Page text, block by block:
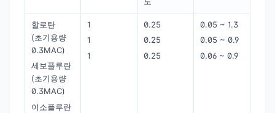
할로탄
(초기용량
0.3MAC)
세보플루란
(초기용량
0.3MAC)
이소플루란
1
1
1
0.25
0.25
0.25
0.05 ~ 1.3
0.05 ~ 0.9
0.06 ~ 0.9